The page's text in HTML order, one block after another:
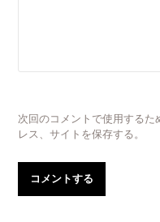
次回のコメントで使用するた
レス、サイトを保存する。